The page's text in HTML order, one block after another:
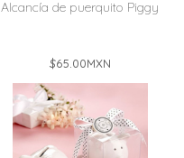
Alcancía de puerquito Piggy
$65.00MXN